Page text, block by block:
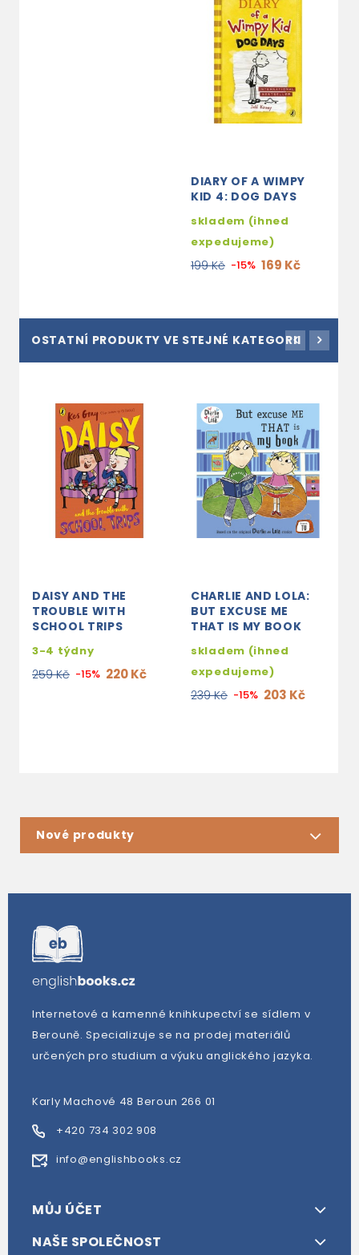
DIARY OF A WIMPY
KID 4: DOG DAYS
skladem (ihned
expedujeme)
199 Kč -15% 169 Kč
OSTATNÍ PRODUKTY VE STEJNÉ KATEGORII
DAISY AND THE
TROUBLE WITH
SCHOOL TRIPS
3-4 týdny
259 Kč -15% 220 Kč
CHARLIE AND LOLA:
BUT EXCUSE ME
THAT IS MY BOOK
skladem (ihned
expedujeme)
239 Kč -15% 203 Kč
Nové produkty
Internetové a kamenné knihkupectví se sídlem v
Berouně. Specializuje se na prodej materiálů
určených pro studium a výuku anglického jazyka.
Karly Machové 48 Beroun 266 01
+420 734 302 908
info@englishbooks.cz
MŮJ ÚČET
NAŠE SPOLEČNOST